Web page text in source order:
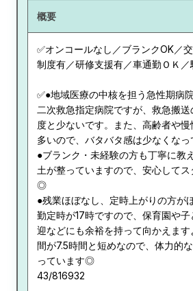
概要
✅オンコールなし／ブランクOK／
制度有／研修支援有／車通勤ＯＫ／
✅●地域医療の中核を担う急性期病
二次救急指定病院ですが、救急搬
度と少ないです。また、高齢者や
多いので、バタバタ感は少なくなっ
●ブランク・未経験の方も丁寧に教
土が整っていますので、安心してス
◎
●残業ほぼなし、定時上がりの方が
勤定時が17時ですので、保育園や
迎などにも余裕を持って向かえま
間が7.5時間と短めなので、体力的
っています◎
43/816932